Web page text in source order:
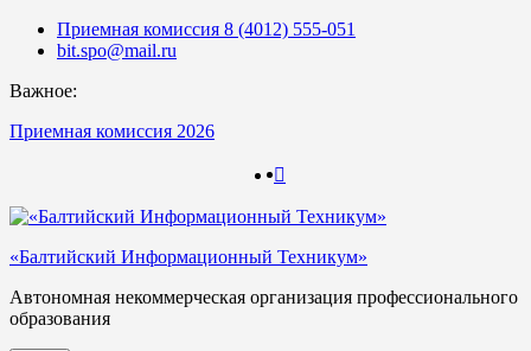
Skip
Приемная комиссия 8 (4012) 555-051
bit.spo@mail.ru
Важное:
Приемная комиссия 2026
«Балтийский Информационный Техникум»
Автономная некоммерческая организация профессионального
образования